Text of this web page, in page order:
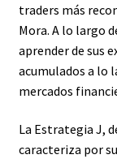
traders más
Mora. A lo largo
aprender de sus
acumulados a lo
mercados
La Estrategia J,
caracteriza por